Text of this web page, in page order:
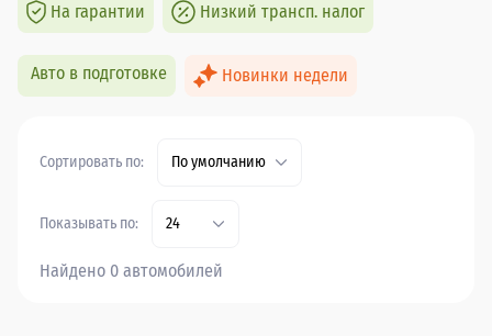
На гарантии Низкий трансп. налог
Авто в подготовке Новинки недели
Сортировать по: По умолчанию
Показывать по: 24
Найдено 0 автомобилей